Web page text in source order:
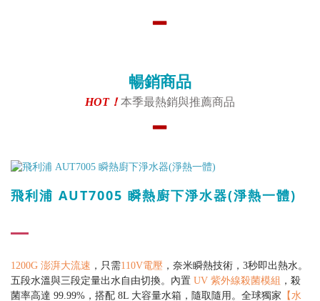
▂
暢銷商品
HOT！本季最熱銷與推薦商品
▂
飛利浦 AUT7005 瞬熱廚下淨水器(淨熱一體)
1200G 澎湃大流速 ，只需110V電壓 ，奈米瞬熱技術，3秒即出熱水。
五段水溫與三段定量出水自由切換。 內置 UV 紫外線殺菌模組 ，殺
菌率高達 99.99%，搭配 8L 大容量水箱，隨取隨用。 全球獨家 【水